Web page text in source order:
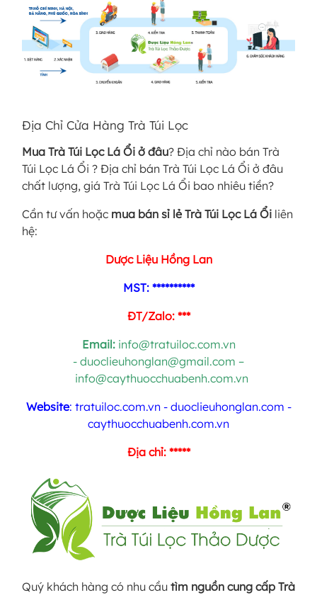
Địa Chỉ Cửa Hàng Trà Túi Lọc
Mua Trà Túi Lọc Lá Ổi ở đâu? Địa chỉ nào bán Trà
Túi Lọc Lá Ổi ? Địa chỉ bán Trà Túi Lọc Lá Ổi ở đâu
chất lượng, giá Trà Túi Lọc Lá Ổi bao nhiêu tiền?
Cần tư vấn hoặc mua bán sỉ lẻ Trà Túi Lọc Lá Ổi liên
hệ:
Dược Liệu Hồng Lan
MST: **********
ĐT/Zalo: ***
Email: info@tratuiloc.com.vn
- duoclieuhonglan@gmail.com –
info@caythuocchuabenh.com.vn
Website: tratuiloc.com.vn - duoclieuhonglan.com -
caythuocchuabenh.com.vn
Địa chỉ: *****
Quý khách hàng có nhu cầu tìm nguồn cung cấp Trà